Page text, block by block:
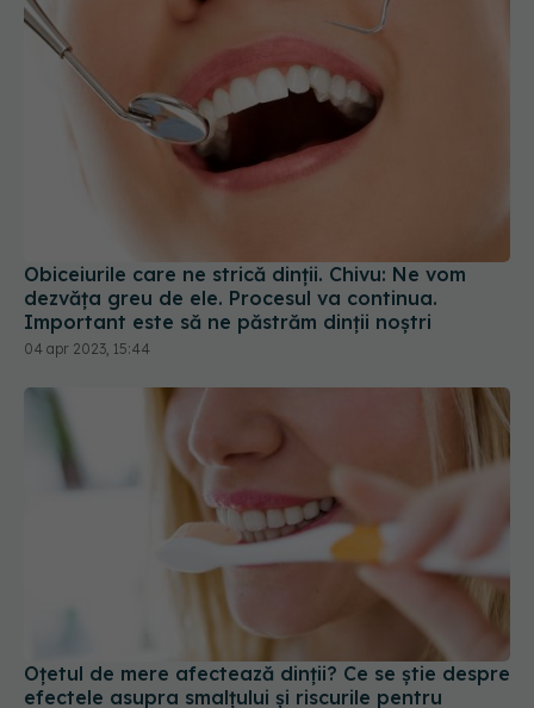
Obiceiurile care ne strică dinții. Chivu: Ne vom
dezvăța greu de ele. Procesul va continua.
Important este să ne păstrăm dinții noștri
04 apr 2023, 15:44
Oțetul de mere afectează dinții? Ce se știe despre
efectele asupra smalțului și riscurile pentru